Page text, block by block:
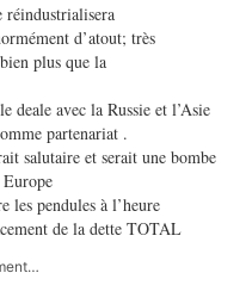
réindustrialisera
d’atout; très
plus que la
deale avec la Russie et l’Asie
partenariat .
salutaire et serait une bombe
les pendules à l’heure
de la dette TOTAL